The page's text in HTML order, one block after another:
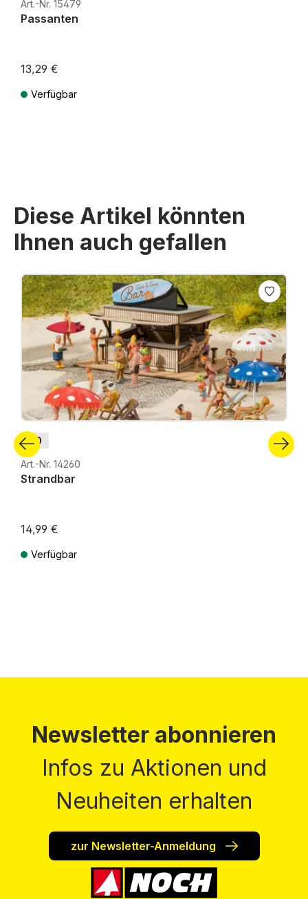
Art.-Nr. 15479
Passanten
13,29 €
Verfügbar
Diese Artikel könnten
Ihnen auch gefallen
Produktgalerie überspringen
H0
Art.-Nr. 14260
Strandbar
14,99 €
Verfügbar
Newsletter abonnieren
Infos zu Aktionen und
Neuheiten erhalten
zur Newsletter-Anmeldung